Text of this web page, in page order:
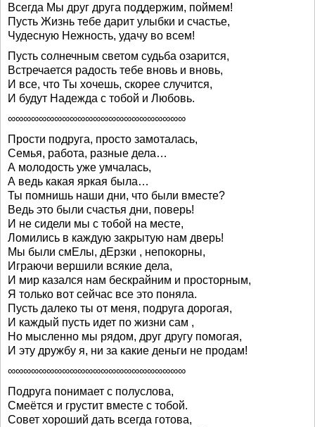
Всегда Mы друг друга поддержим, поймем!
Пусть Жизнь тебе дарит улыбки и счастье,
Чудесную Нежность, удачу во всем!
Пусть солнечным светом судьба озарится,
Встречается радость тебе вновь и вновь,
И все, что Ты хочешь, скорее случится,
И будут Надежда с тобой и Любовь.
∞∞∞∞∞∞∞∞∞∞∞∞∞∞∞∞∞∞∞∞∞∞∞
Прости подруга, просто замоталась,
Семья, работа, разные дела…
А молодость уже умчалась,
А ведь какая яркая была…
Ты помнишь наши дни, что были вместе?
Ведь это были счастья дни, поверь!
И не сидели мы с тобой на месте,
Ломились в каждую закрытую нам дверь!
Мы были смЕлы, дЕрзки , непокорны,
Играючи вершили всякие дела,
И мир казался нам бескрайним и просторным,
Я только вот сейчас все это поняла.
Пусть далеко ты от меня, подруга дорогая,
И каждый пусть идет по жизни сам ,
Но мысленно мы рядом, друг другу помогая,
И эту дружбу я, ни за какие деньги не продам!
∞∞∞∞∞∞∞∞∞∞∞∞∞∞∞∞∞∞∞∞∞∞∞
Подруга понимает с полуслова,
Смеётся и грустит вместе с тобой.
Совет хороший дать всегда готова,